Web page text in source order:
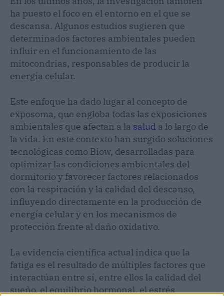
ha puesto el foco en el entorno en el que se
descansa. Algunos estudios sugieren que
determinados factores ambientales pueden
influir en el funcionamiento de las
mitocondrias, responsables de producir la
energía celular.
Este enfoque ha dado lugar al concepto de
exposoma, que engloba todas las exposiciones
ambientales que afectan a la salud a lo largo de
la vida. En este contexto han surgido soluciones
tecnológicas como Biow, desarrolladas para
optimizar las condiciones ambientales del
dormitorio y favorecer factores relacionados
con la respiración y la calidad del descanso,
influyendo directamente en la producción de
energía celular y en los mecanismos de
protección frente al daño oxidativo.
La evidencia científica actual indica que la
fatiga es el resultado de múltiples factores que
interactúan entre sí, entre ellos la calidad del
sueño, el equilibrio hormonal, el estrés